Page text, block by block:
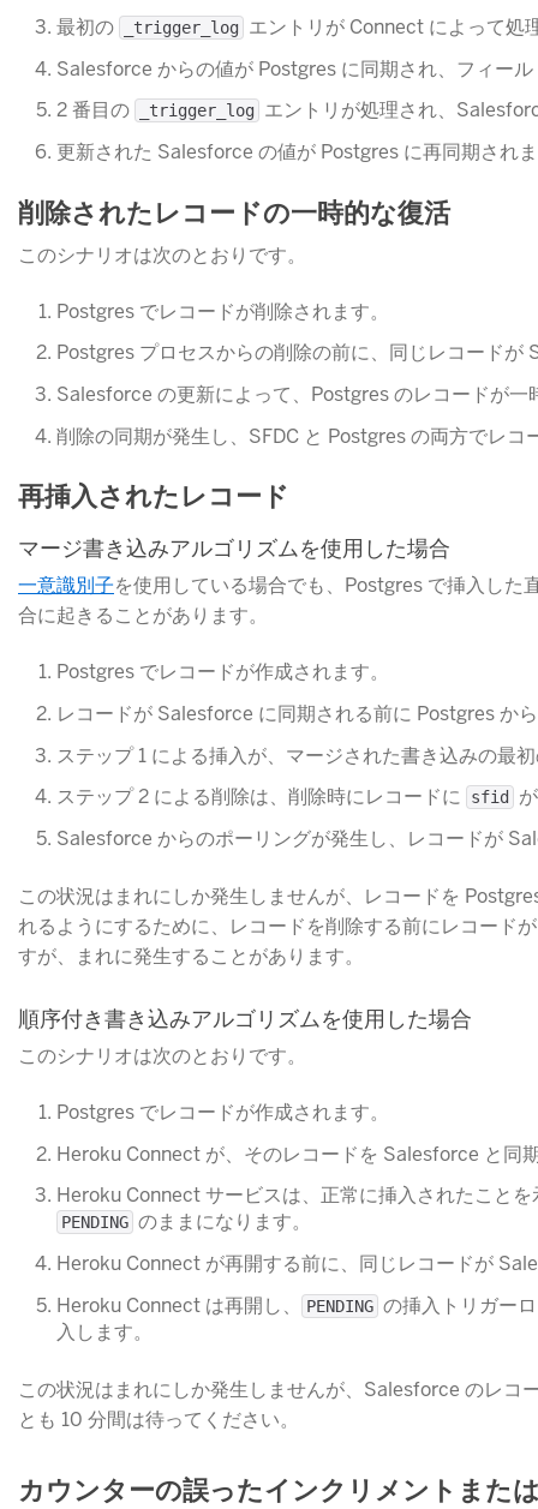
最初の
_trigger_log
エントリが Connect によって
Salesforce からの値が Postgres に同期され、フィー
2 番目の
_trigger_log
エントリが処理され、
更新された Salesforce の値が Postgres に再同期され
削除されたレコードの一時的な復活
このシナリオは次のとおりです。
Postgres でレコードが削除されます。
Postgres プロセスからの削除の前に、同じレコードが
Salesforce の更新によって、Postgres のレコードが一
削除の同期が発生し、SFDC と Postgres の両方でレコ
再挿入されたレコード
マージ書き込みアルゴリズムを使用した場合
一意識別子を使用している場合でも、Postgres で挿入し
合に起きることがあります。
Postgres でレコードが作成されます。
レコードが Salesforce に同期される前に Postgres か
ステップ 1 による挿入が、マージされた書き込みの最
ステップ 2 による削除は、削除時にレコードに
sfid
Salesforce からのポーリングが発生し、レコードが
この状況はまれにしか発生しませんが、レコードを
れるようにするために、レコードを削除する前にレコード
すが、まれに発生することがあります。
順序付き書き込みアルゴリズムを使用した場合
このシナリオは次のとおりです。
Postgres でレコードが作成されます。
Heroku Connect が、そのレコードを Salesforce と同
Heroku Connect サービスは、正常に挿入されたこと
PENDING ​ のままになります。
Heroku Connect が再開する前に、同じレコードが
Heroku Connect は再開し、
PENDING
の挿入トリガー
入します。
この状況はまれにしか発生しませんが、Salesforce のレ
とも 10 分間は待ってください。
カウンターの誤ったインクリメントまた